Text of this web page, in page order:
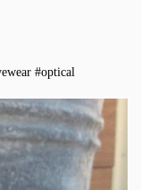
#optical